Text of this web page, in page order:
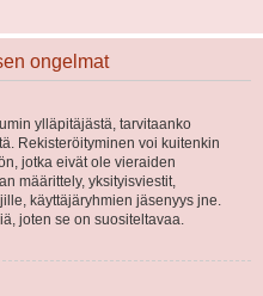
ongelmat
ylläpitäjästä, tarvitaanko
Rekisteröityminen voi kuitenkin
jotka eivät ole vieraiden
määrittely, yksityisviestit,
käyttäjäryhmien jäsenyys jne.
joten se on suositeltavaa.